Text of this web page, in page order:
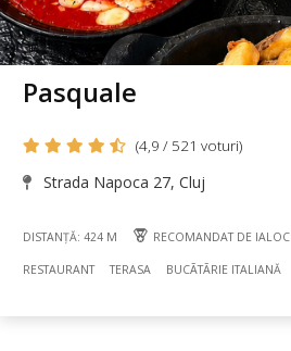
Pasquale
(4,9 / 521 voturi)
Strada Napoca 27, Cluj
DISTANȚĂ: 424 M RECOMANDAT DE IALOC
RESTAURANT TERASA BUCÃTÃRIE ITALIANĂ